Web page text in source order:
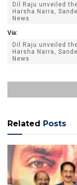
Dil Raju unveiled
Harsha Narra,
News
Via:
Dil Raju unveiled
Harsha Narra,
News
Related Posts